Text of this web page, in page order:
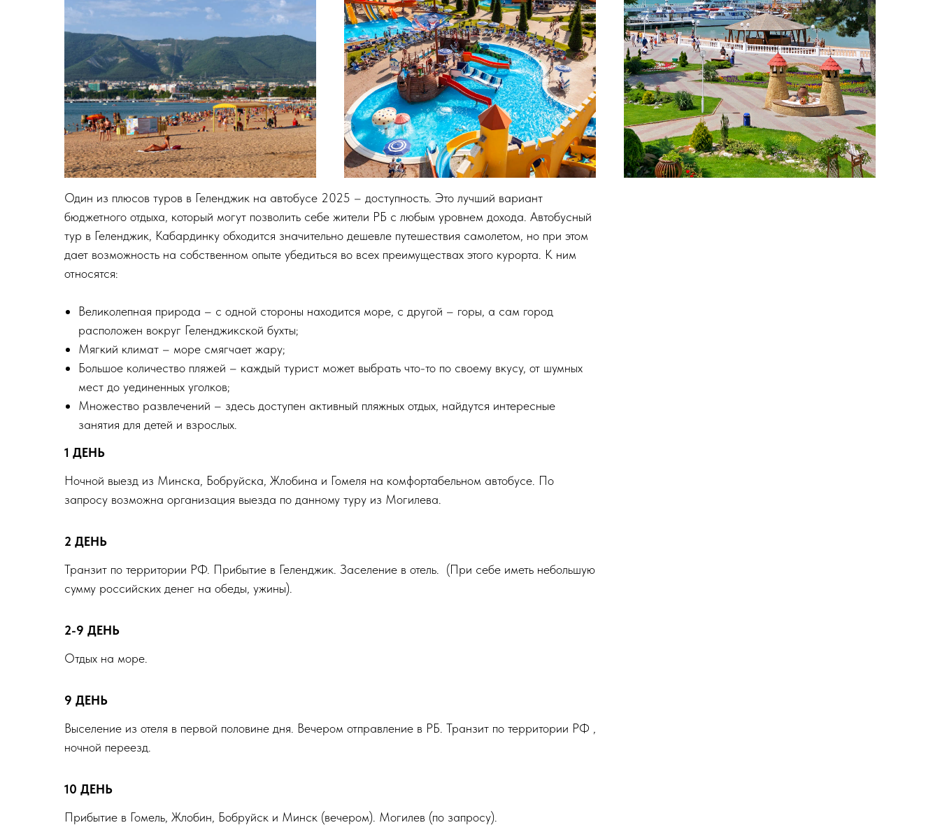
Один из плюсов туров в Геленджик на автобусе 2025 – доступность. Это лучший вариант
бюджетного отдыха, который могут позволить себе жители РБ с любым уровнем дохода. Автобусный
тур в Геленджик, Кабардинку обходится значительно дешевле путешествия самолетом, но при этом
дает возможность на собственном опыте убедиться во всех преимуществах этого курорта. К ним
относятся:
Великолепная природа – с одной стороны находится море, с другой – горы, а сам город
расположен вокруг Геленджикской бухты;
Мягкий климат – море смягчает жару;
Большое количество пляжей – каждый турист может выбрать что-то по своему вкусу, от шумных
мест до уединенных уголков;
Множество развлечений – здесь доступен активный пляжных отдых, найдутся интересные
занятия для детей и взрослых.
1 ДЕНЬ
Ночной выезд из Минска, Бобруйска, Жлобина и Гомеля на комфортабельном автобусе. По
запросу возможна организация выезда по данному туру из Могилева.
2 ДЕНЬ
Транзит по территории РФ. Прибытие в Геленджик. Заселение в отель. (При себе иметь небольшую
сумму российских денег на обеды, ужины).
2-9 ДЕНЬ
Отдых на море.
9 ДЕНЬ
Выселение из отеля в первой половине дня. Вечером отправление в РБ. Транзит по территории РФ ,
ночной переезд.
10 ДЕНЬ
Прибытие в Гомель, Жлобин, Бобруйск и Минск (вечером). Могилев (по запросу).